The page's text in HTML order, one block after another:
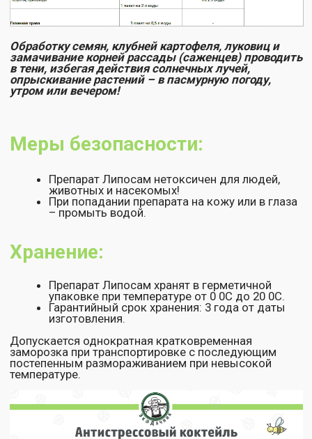
+7
Нажимая на кнопку "Отправить", Вы соглашаетесь на
обработку персональных данных ,а также принимаете
Отправить
Политика
конфиденциальности
140081, Московская обл., г. Лыткарино,
ул.Набережная, д.7, помещение I-1
info@ekodachnik.ru
+7 (800) 200 11 06
Документы
Клиентам
Заявка на звонок